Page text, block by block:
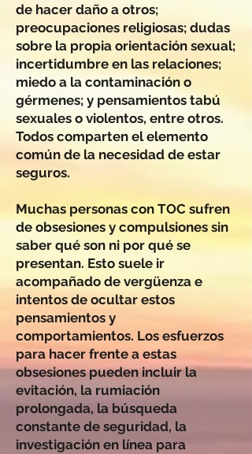
de hacer daño a otros;
preocupaciones religiosas; dudas
sobre la propia orientación sexual;
incertidumbre en las relaciones;
miedo a la contaminación o
gérmenes; y pensamientos tabú
sexuales o violentos, entre otros.
Todos comparten el elemento
común de la necesidad de estar
seguros.
Muchas personas con TOC sufren
de obsesiones y compulsiones sin
saber qué son ni por qué se
presentan. Esto suele ir
acompañado de vergüenza e
intentos de ocultar estos
pensamientos y
comportamientos. Los esfuerzos
para hacer frente a estas
obsesiones pueden incluir la
evitación, la rumiación
prolongada, la búsqueda
constante de seguridad, la
investigación en línea para